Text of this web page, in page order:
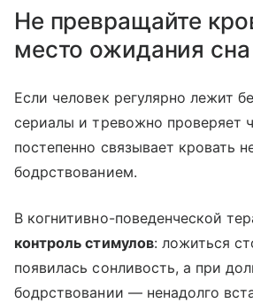
Не превращайте
место ожидания сна
Если человек регулярно лежит
сериалы и тревожно проверяет
постепенно связывает кровать
бодрствованием.
В когнитивно-поведенческой
контроль стимулов: ложиться
появилась сонливость, а при
бодрствовании — ненадолго